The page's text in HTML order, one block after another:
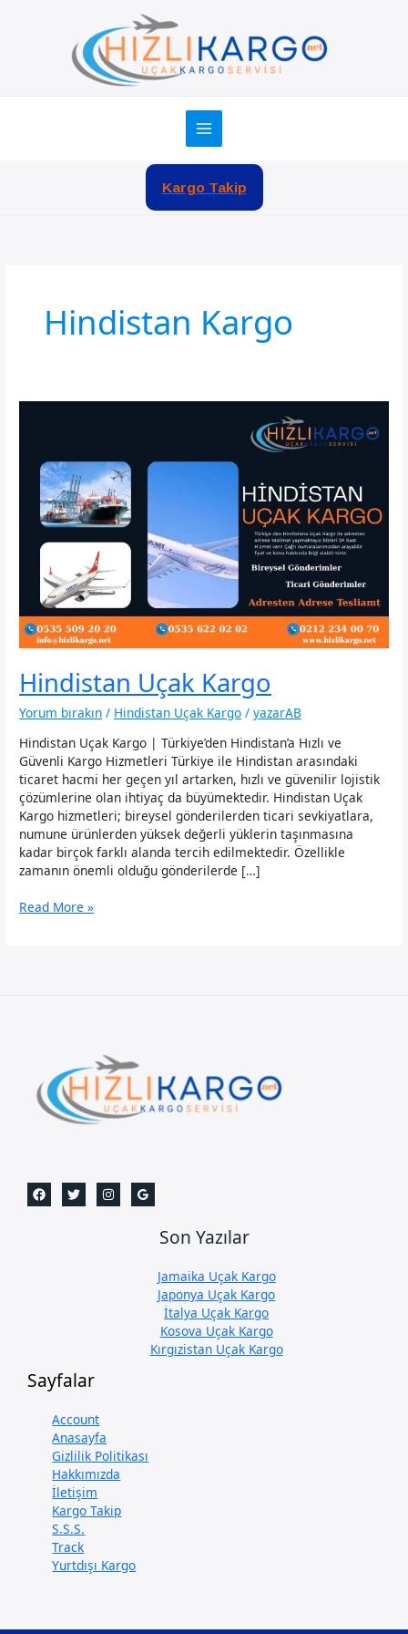
Kargo Takip
Hindistan Kargo
Hindistan Uçak Kargo
Yorum bırakın / Hindistan Uçak Kargo /yazarAB
Hindistan Uçak Kargo | Türkiye’den Hindistan’a Hızlı ve
Güvenli Kargo Hizmetleri Türkiye ile Hindistan arasındaki
ticaret hacmi her geçen yıl artarken, hızlı ve güvenilir lojistik
çözümlerine olan ihtiyaç da büyümektedir. Hindistan Uçak
Kargo hizmetleri; bireysel gönderilerden ticari sevkiyatlara,
numune ürünlerden yüksek değerli yüklerin taşınmasına
kadar birçok farklı alanda tercih edilmektedir. Özellikle
zamanın önemli olduğu gönderilerde […]
Hindistan
Read More »
Son Yazılar
Jamaika Uçak Kargo
Japonya Uçak Kargo
İtalya Uçak Kargo
Kosova Uçak Kargo
Kırgızistan Uçak Kargo
Sayfalar
Account
Anasayfa
Gizlilik Politikası
Hakkımızda
İletişim
Kargo Takip
S.S.S.
Track
Yurtdışı Kargo